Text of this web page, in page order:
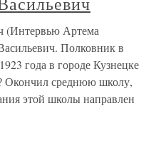
(Интервью Артема
Полковник в
года в городе Кузнецке
Окончил среднюю школу,
этой школы направлен